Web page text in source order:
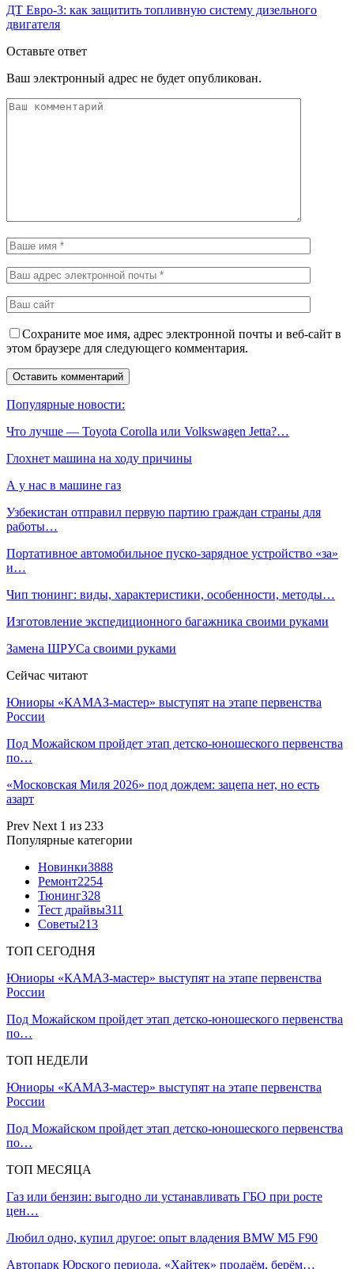
ДТ Евро-3: как защитить топливную систему дизельного
двигателя
Оставьте ответ
Ваш электронный адрес не будет опубликован.
Сохраните мое имя, адрес электронной почты и веб-сайт в
этом браузере для следующего комментария.
Популярные новости:
Что лучше — Toyota Corolla или Volkswagen Jetta?…
Глохнет машина на ходу причины
А у нас в машине газ
Узбекистан отправил первую партию граждан страны для
работы…
Портативное автомобильное пуско-зарядное устройство «за»
и…
Чип тюнинг: виды, характеристики, особенности, методы…
Изготовление экспедиционного багажника своими руками
Замена ШРУСа своими руками
Сейчас читают
Юниоры «КАМАЗ-мастер» выступят на этапе первенства
России
Под Можайском пройдет этап детско-юношеского первенства
по…
«Московская Миля 2026» под дождем: зацепа нет, но есть
азарт
Prev Next 1 из 233
Популярные категории
Новинки3888
Ремонт2254
Тюнинг328
Тест драйвы311
Советы213
ТОП СЕГОДНЯ
Юниоры «КАМАЗ-мастер» выступят на этапе первенства
России
Под Можайском пройдет этап детско-юношеского первенства
по…
ТОП НЕДЕЛИ
Юниоры «КАМАЗ-мастер» выступят на этапе первенства
России
Под Можайском пройдет этап детско-юношеского первенства
по…
ТОП МЕСЯЦА
Газ или бензин: выгодно ли устанавливать ГБО при росте
цен…
Любил одно, купил другое: опыт владения BMW M5 F90
Автопарк Юрского периода. «Хайтек» продаём, берём…